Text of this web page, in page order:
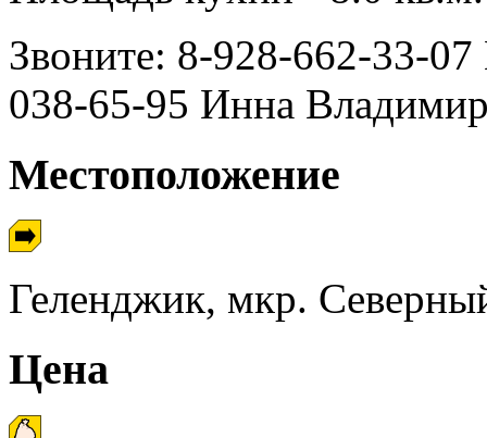
Звоните: 8-928-662-33-07
038-65-95 Инна
Местоположение
Геленджик, мкр.
Цена